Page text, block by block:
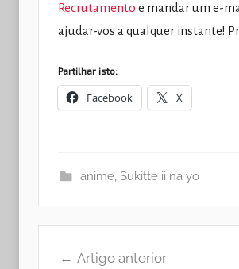
Recrutamento e mandar um e-
ajudar-vos a qualquer instante!
Partilhar isto:
Facebook X
anime, Sukitte ii na yo
Artigo anterior